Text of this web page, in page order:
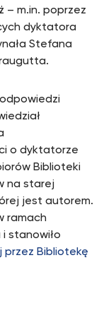
– m.in. poprzez
dyktatora
Stefana
o dyktatorze
Biblioteki
na starej
jest autorem.
ramach
stanowiło
przez Bibliotekę